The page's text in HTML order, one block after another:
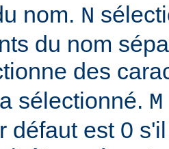
nom. N
du nom
des
a sélectionné. M
défaut est 0